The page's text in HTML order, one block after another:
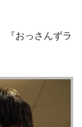
『おっさんずラ